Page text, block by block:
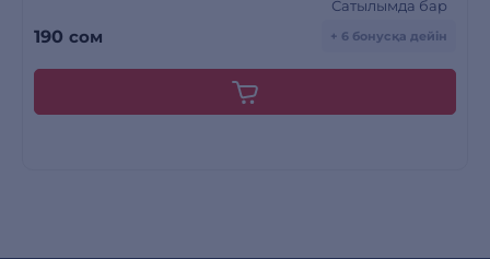
190 сом
Сатылымда бар
+ 6 бонусқа дейін